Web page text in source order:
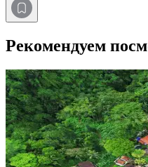
Рекомендуем